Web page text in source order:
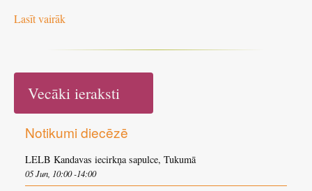
Lasīt vairāk
Vecāki ieraksti
Notikumi diecēzē
LELB Kandavas iecirkņa sapulce, Tukumā
05 Jun, 10:00 -14:00